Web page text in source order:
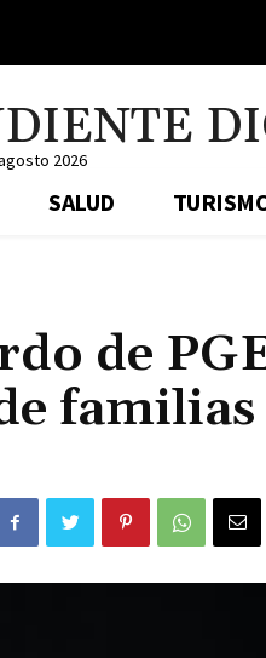
2026
SALUD
de
familias